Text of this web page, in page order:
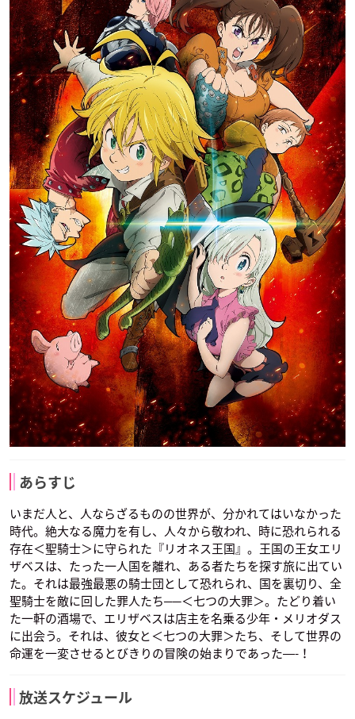
あらすじ
いまだ人と、人ならざるものの世界が、分かれてはいなかった
時代。絶大なる魔力を有し、人々から敬われ、時に恐れられる
存在＜聖騎士＞に守られた『リオネス王国』。王国の王女エリ
ザベスは、たった一人国を離れ、ある者たちを探す旅に出てい
た。それは最強最悪の騎士団として恐れられ、国を裏切り、全
聖騎士を敵に回した罪人たち──＜七つの大罪＞。たどり着い
た一軒の酒場で、エリザベスは店主を名乗る少年・メリオダス
に出会う。それは、彼女と＜七つの大罪＞たち、そして世界の
命運を一変させるとびきりの冒険の始まりであった―-！
放送スケジュール